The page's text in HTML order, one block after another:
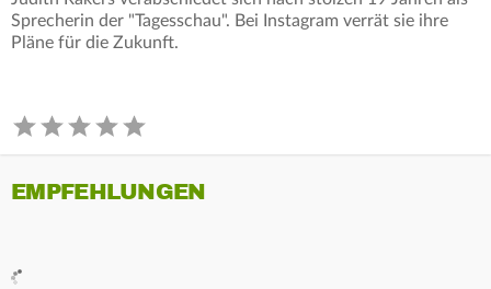
Sprecherin der "Tagesschau". Bei Instagram verrät sie ihre
Pläne für die Zukunft.
EMPFEHLUNGEN